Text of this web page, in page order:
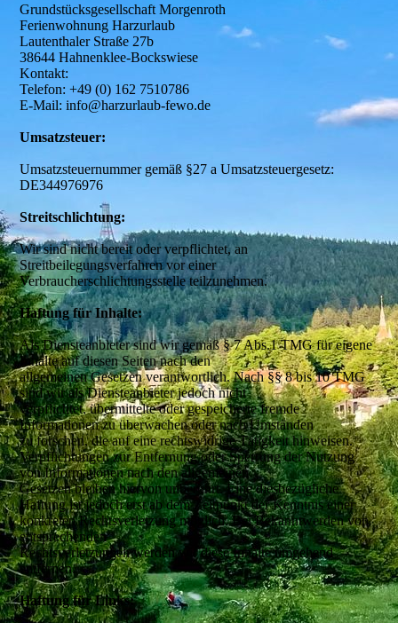
Grundstücksgesellschaft Morgenroth
Ferienwohnung Harzurlaub
Lautenthaler Straße 27b
38644 Hahnenklee-Bockswiese
Kontakt:
Telefon: +49 (0) 162 7510786
E-Mail: info@harzurlaub-fewo.de
Umsatzsteuer:
Umsatzsteuernummer gemäß §27 a Umsatzsteuergesetz:
DE344976976
Streitschlichtung:
Wir sind nicht bereit oder verpflichtet, an
Streitbeilegungsverfahren vor einer
Verbraucherschlichtungsstelle teilzunehmen.
Haftung für Inhalte:
Als Diensteanbieter sind wir gemäß § 7 Abs.1 TMG für eigene
Inhalte auf diesen Seiten nach den
allgemeinen Gesetzen verantwortlich. Nach §§ 8 bis 10 TMG
sind wir als Diensteanbieter jedoch nicht
verpflichtet, übermittelte oder gespeicherte fremde
Informationen zu überwachen oder nach Umständen
zu forschen, die auf eine rechtswidrige Tätigkeit hinweisen.
Verpflichtungen zur Entfernung oder Sperrung der Nutzung
von Informationen nach den allgemeinen
Gesetzen bleiben hiervon unberührt. Eine diesbezügliche
Haftung ist jedoch erst ab dem Zeitpunkt der Kenntnis einer
konkreten Rechtsverletzung möglich. Bei Bekanntwerden von
entsprechenden
Rechtsverletzungen werden wir diese Inhalte umgehend
entfernen.
Haftung für Links: